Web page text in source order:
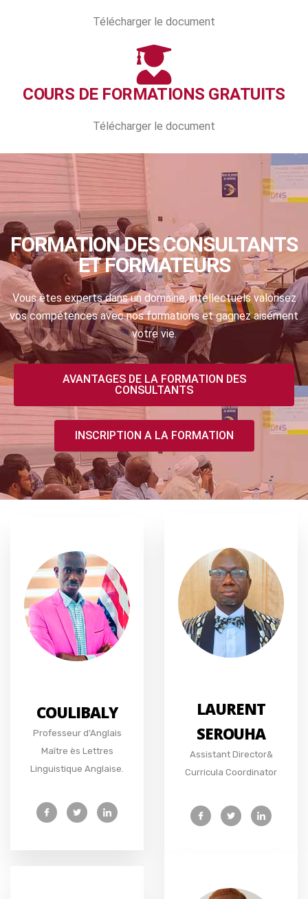
Télécharger le document
COURS DE FORMATIONS GRATUITS
Télécharger le document
FORMATION DES CONSULTANTS
ET FORMATEURS
Vous êtes experts dans un domaine, intellectuels valorisez
vos compétences avec nos formations et gagnez aisément
votre vie.
AVANTAGES DE LA FORMATION DES
CONSULTANTS
INSCRIPTION A LA FORMATION
COULIBALY
Professeur d’Anglais
Maître ès Lettres
Linguistique Anglaise.
LAURENT
SEROUHA
Assistant Director&
Curricula Coordinator